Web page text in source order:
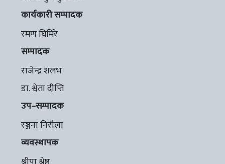
कार्यकारी सम्पादक
रमण घिमिरे
सम्पादक
राजेन्द्र शलभ
डा. श्वेता दीप्ति
उप–सम्पादक
रञ्जना निरौला
व्यवस्थापक